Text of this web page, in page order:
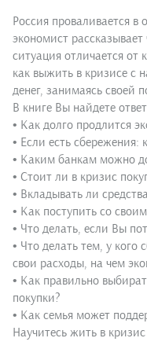
Россия проваливается в
экономист
ситуация отличается от
как выжить в кризисе с
денег, занимаясь своей
В книге Вы найдете
• Как долго продлится
• Если есть сбережения:
• Каким банкам можно
• Стоит ли в кризис
• Вкладывать ли
• Как поступить со
• Что делать, если Вы
• Что делать тем, у кого
свои расходы, на чем
• Как правильно
покупки?
• Как семья может
Научитесь жить в